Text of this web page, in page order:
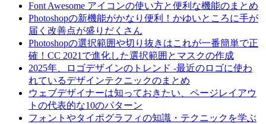
Font Awesome アイコンの使い方と便利な機能のまとめ
Photoshopの新機能がかなり便利！かゆいところに手が
届く改善点が盛りだくさん
Photoshopの選択範囲や切り抜きはこれが一番簡単で正
確！CC 2021で進化した選択範囲とマスクの作成
2025年、ロゴデザインのトレンド -最近のロゴに使わ
れているデザインテクニックのまとめ
ウェブデザイナーは知っておきたい、ページレイアウ
トの代表的な10のパターン
フォントやタイポグラフィの知識・テクニックを学ぶ